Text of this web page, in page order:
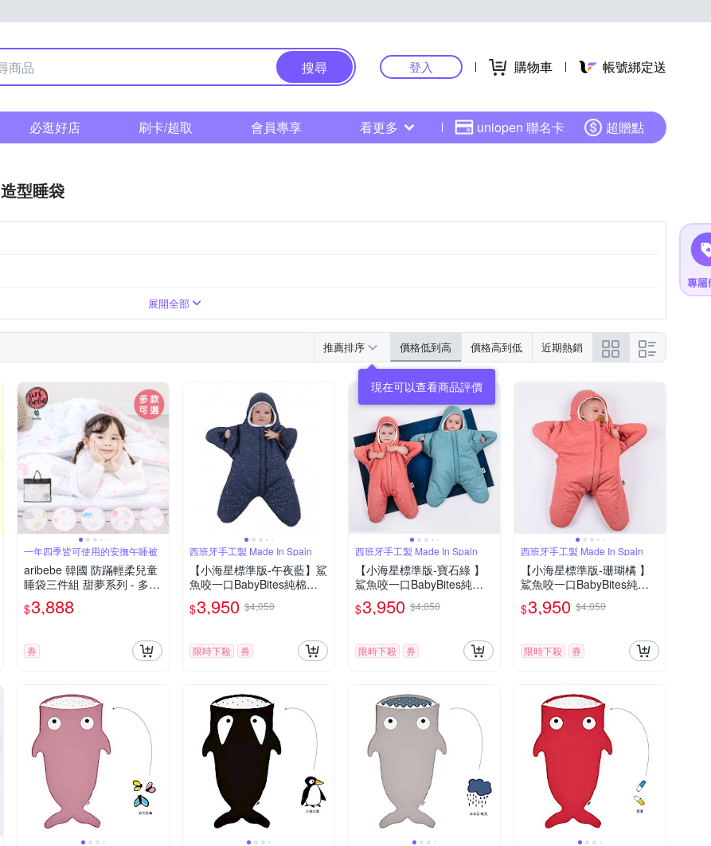
搜尋 登入 購物車 帳號綁定送
必逛好店 刷卡/超取 會員專享 看更多 uniopen 聯名卡 超贈點
造型睡袋
展開全部
推薦排序 價格低到高 價格高到低 近期熱銷
現在可以查看商品評價
一年四季皆可使用的安撫午睡被
aribebe 韓國 防蹣輕柔兒童
睡袋三件組 甜夢系列 - 多款
可選
$3,888
券
西班牙手工製 Made In Spain
【小海星標準版-午夜藍】鯊
魚咬一口BabyBites純棉嬰
幼兒睡袋
$3,950 $4,050
限時下殺 券
西班牙手工製 Made In Spain
【小海星標準版-寶石綠 】
鯊魚咬一口BabyBites純棉
嬰幼兒睡袋
$3,950 $4,050
限時下殺 券
西班牙手工製 Made In Spain
【小海星標準版-珊瑚橘 】
鯊魚咬一口BabyBites純棉
嬰幼兒睡袋
$3,950 $4,050
限時下殺 券